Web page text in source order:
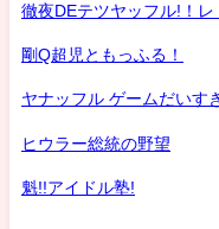
徹夜DEテツヤッフル!！レ
剛Q超児ともっふる！
ヤナッフル ゲームだいす
ヒウラー総統の野望
魁!!アイドル塾!